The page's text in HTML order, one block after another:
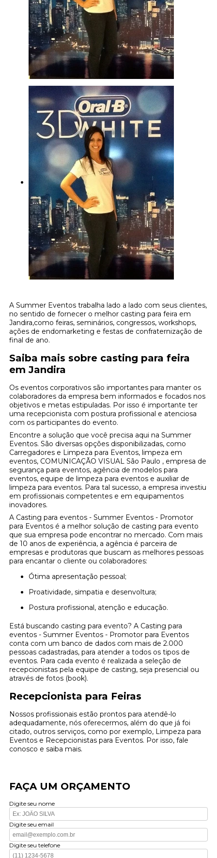
A Summer Eventos trabalha lado a lado com seus clientes,
no sentido de fornecer o melhor casting para feira em
Jandira,como feiras, seminários, congressos, workshops,
ações de endomarketing e festas de confraternização de
final de ano.
Saiba mais sobre casting para feira
em Jandira
Os eventos corporativos são importantes para manter os
colaboradores da empresa bem informados e focados nos
objetivos e metas estipuladas. Por isso é importante ter
uma recepcionista com postura profissional e atenciosa
com os participantes do evento.
Encontre a solução que você precisa aqui na Summer
Eventos. São diversas opções disponibilizadas, como
Carregadores e Limpeza para Eventos, limpeza em
eventos, COMUNICAÇÃO VISUAL São Paulo , empresa de
segurança para eventos, agência de modelos para
eventos, equipe de limpeza para eventos e auxiliar de
limpeza para eventos. Para tal sucesso, a empresa investiu
em profissionais competentes e em equipamentos
inovadores.
A Casting para eventos - Summer Eventos - Promotor
para Eventos é a melhor solução de casting para evento
que sua empresa pode encontrar no mercado. Com mais
de 10 anos de experiência, a agência é parceira de
empresas e produtoras que buscam as melhores pessoas
para encantar o cliente ou colaboradores:
Ótima apresentação pessoal;
Proatividade, simpatia e desenvoltura;
Postura profissional, atenção e educação.
Está buscando casting para evento? A Casting para
eventos - Summer Eventos - Promotor para Eventos
conta com um banco de dados com mais de 2.000
pessoas cadastradas, para atender a todos os tipos de
eventos. Para cada evento é realizada a seleção de
recepcionistas pela equipe de casting, seja presencial ou
através de fotos (book).
Recepcionista para Feiras
Nossos profissionais estão prontos para atendê-lo
adequadamente, nós oferecermos, além do que já foi
citado, outros serviços, como por exemplo, Limpeza para
Eventos e Recepcionistas para Eventos. Por isso, fale
conosco e saiba mais.
FAÇA UM ORÇAMENTO
Digite seu nome
Digite seu email
Digite seu telefone